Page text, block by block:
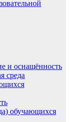
и оснащённость
среда
обучающихся